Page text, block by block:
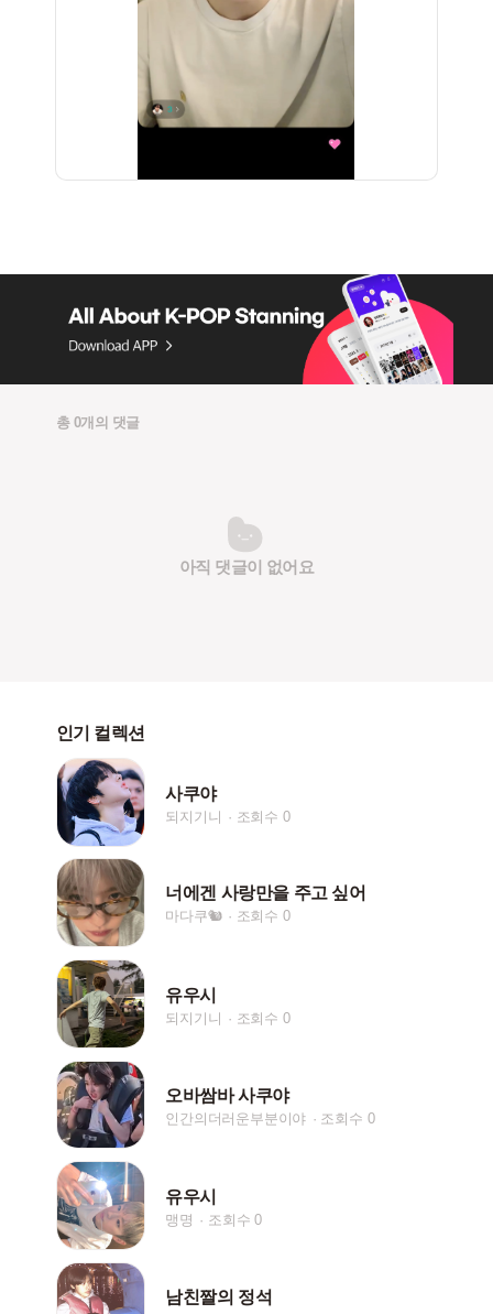
총 0개의 댓글
아직 댓글이 없어요
인기 컬렉션
사쿠야
되지기니 조회수 0
너에겐 사랑만을 주고 싶어
마다쿠🐿️ 조회수 0
유우시
되지기니 조회수 0
오바쌈바 사쿠야
인간의더러운부분이야 조회수 0
유우시
맹명 조회수 0
남친짤의 정석